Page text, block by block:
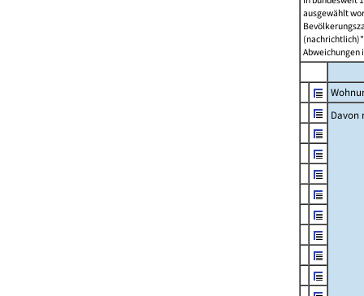
ausgewählt
Abweichungen
Davon